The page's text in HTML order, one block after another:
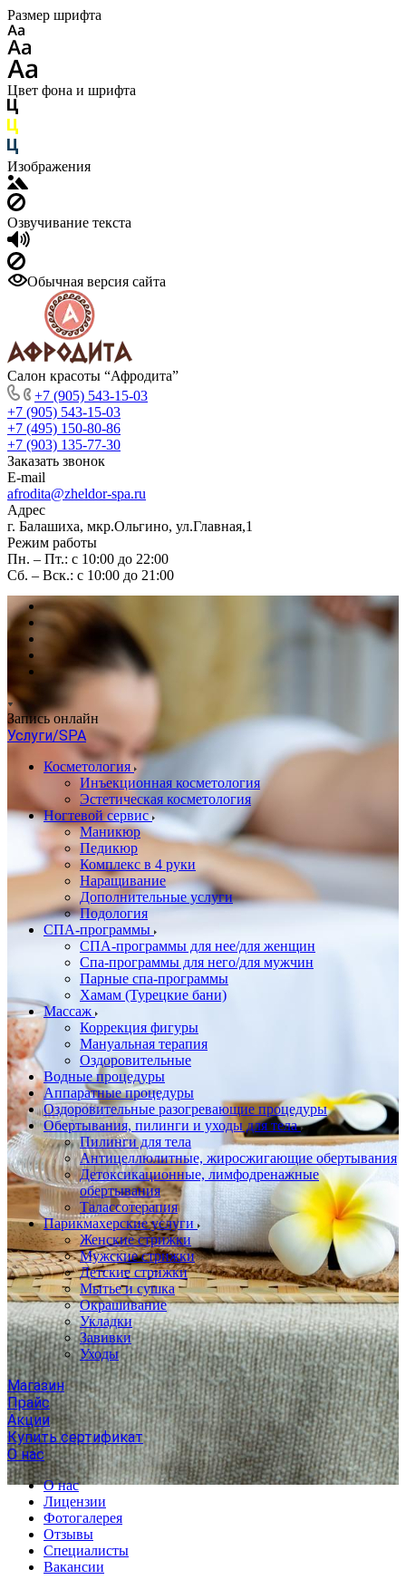
Размер шрифта
Цвет фона и шрифта
Изображения
Озвучивание текста
Обычная версия сайта
Салон красоты “Афродита”
+7 (905) 543-15-03
+7 (905) 543-15-03
+7 (495) 150-80-86
+7 (903) 135-77-30
Заказать звонок
E-mail
afrodita@zheldor-spa.ru
Адрес
г. Балашиха, мкр.Ольгино, ул.Главная,1
Режим работы
Пн. – Пт.: с 10:00 до 22:00
Сб. – Вск.: с 10:00 до 21:00
Запись онлайн
Услуги/SPA
Косметология
Инъекционная косметология
Эстетическая косметология
Ногтевой сервис
Маникюр
Педикюр
Комплекс в 4 руки
Наращивание
Дополнительные услуги
Подология
СПА-программы
СПА-программы для нее/для женщин
Спа-программы для него/для мужчин
Парные спа-программы
Хамам (Турецкие бани)
Массаж
Коррекция фигуры
Мануальная терапия
Оздоровительные
Водные процедуры
Аппаратные процедуры
Оздоровительные разогревающие процедуры
Обертывания, пилинги и уходы для тела
Пилинги для тела
Антицеллюлитные, жиросжигающие обертывания
Детоксикационные, лимфодренажные
обертывания
Талассотерапия
Парикмахерские услуги
Женские стрижки
Мужские стрижки
Детские стрижки
Мытье и сушка
Окрашивание
Укладки
Завивки
Уходы
Магазин
Прайс
Акции
Купить сертификат
О нас
О нас
Лицензии
Фотогалерея
Отзывы
Специалисты
Вакансии